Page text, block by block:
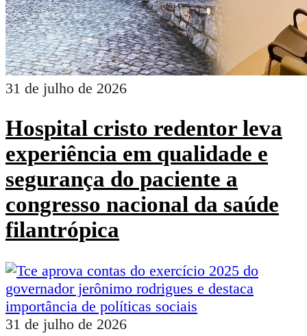
31 de julho de 2026
Hospital cristo redentor leva
experiência em qualidade e
segurança do paciente a
congresso nacional da saúde
filantrópica
31 de julho de 2026